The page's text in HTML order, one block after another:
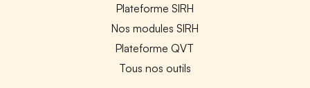
Plateforme SIRH
Nos modules SIRH
Plateforme QVT
Tous nos outils